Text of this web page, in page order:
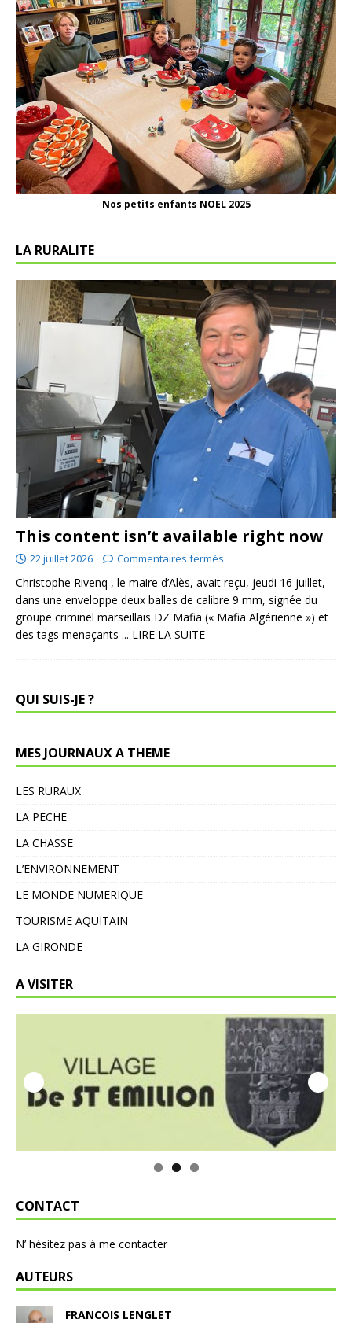
Nos petits enfants NOEL 2025
LA RURALITE
This content isn’t available right now
22 juillet 2026 Commentaires fermés
Christophe Rivenq , le maire d’Alès, avait reçu, jeudi 16 juillet,
dans une enveloppe deux balles de calibre 9 mm, signée du
groupe criminel marseillais DZ Mafia (« Mafia Algérienne ») et
des tags menaçants ... LIRE LA SUITE
QUI SUIS-JE ?
MES JOURNAUX A THEME
LES RURAUX
LA PECHE
LA CHASSE
L’ENVIRONNEMENT
LE MONDE NUMERIQUE
TOURISME AQUITAIN
LA GIRONDE
A VISITER
CONTACT
N’ hésitez pas à me contacter
AUTEURS
FRANCOIS LENGLET